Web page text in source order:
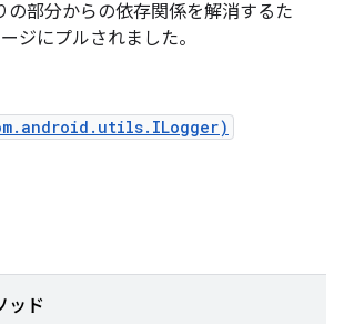
の部分からの依存関係を解消するた
ジにプルされました。
ッド